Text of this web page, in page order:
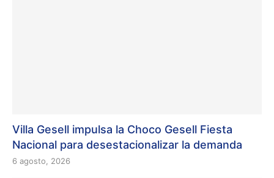
Villa Gesell impulsa la Choco Gesell Fiesta
Nacional para desestacionalizar la demanda
6 agosto, 2026